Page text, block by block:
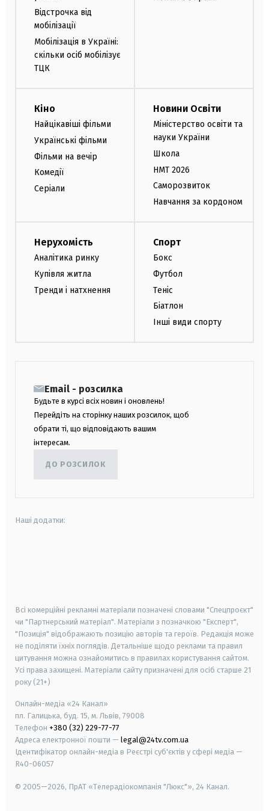
Відстрочка від
мобілізації
Мобілізація в Україні:
скільки осіб мобілізує
ТЦК
Кіно
Найцікавіші фільми
Українські фільми
Фільми на вечір
Комедії
Серіали
Новини Освіти
Міністерство освіти та
науки України
Школа
НМТ 2026
Саморозвиток
Навчання за кордоном
Нерухомість
Аналітика ринку
Купівля житла
Тренди і натхнення
Спорт
Бокс
Футбол
Теніс
Біатлон
Інші види спорту
Email - розсилка
Будьте в курсі всіх новин і оновлень!
Перейдіть на сторінку наших розсилок, щоб
обрати ті, що відповідають вашим
інтересам.
ДО РОЗСИЛОК
Наші додатки:
Всі комерційні рекламні матеріали позначені словами "Спецпроєкт"
чи "Партнерський матеріал". Матеріали з позначкою "Експерт",
"Позиція" відображають позицію авторів та героїв. Редакція може
не поділяти їхніх поглядів. Детальніше щодо реклами та правил
цитування можна ознайомитись в правилах користування сайтом.
Усі права захищені. Матеріали сайту призначені для осіб старше 21
року (21+)
Онлайн-медіа «24 Канал»
пл. Галицька, буд. 15, м. Львів, 79008
Телефон +380 (32) 229-77-77
Адреса електронної пошти — legal@24tv.com.ua
Ідентифікатор онлайн-медіа в Реєстрі суб'єктів у сфері медіа —
R40-06057
© 2005—2026, ПрАТ «Телерадіокомпанія "Люкс"», 24 Канал.